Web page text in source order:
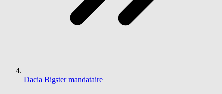
Dacia Bigster mandataire